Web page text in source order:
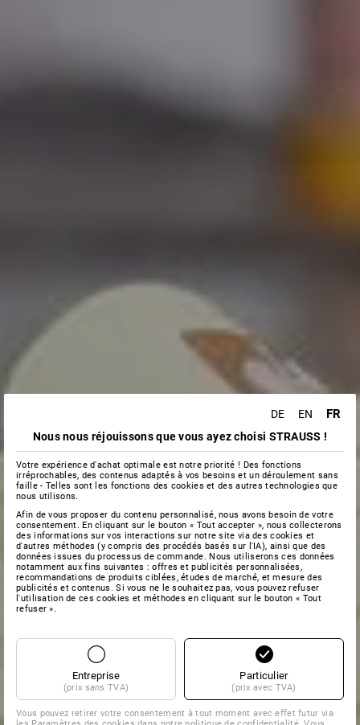
DE EN FR
Nous nous réjouissons que vous ayez choisi STRAUSS !
Votre expérience d'achat optimale est notre priorité ! Des fonctions
irréprochables, des contenus adaptés à vos besoins et un déroulement sans
faille - Telles sont les fonctions des cookies et des autres technologies que
nous utilisons.
Afin de vous proposer du contenu personnalisé, nous avons besoin de votre
consentement. En cliquant sur le bouton « Tout accepter », nous collecterons
des informations sur vos interactions sur notre site via des cookies et
d'autres méthodes (y compris des procédés basés sur l'IA), ainsi que des
données issues du processus de commande. Nous utiliserons ces données
notamment aux fins suivantes : offres et publicités personnalisées,
recommandations de produits ciblées, études de marché, et mesure des
publicités et contenus. Si vous ne le souhaitez pas, vous pouvez refuser
l'utilisation de ces cookies et méthodes en cliquant sur le bouton « Tout
refuser ».
Entreprise
(prix sans TVA)
Particulier
(prix avec TVA)
Vous pouvez retirer votre consentement à tout moment avec effet futur via